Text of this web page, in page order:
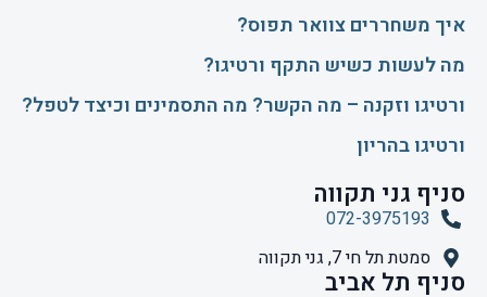
איך משחררים צוואר תפוס?
​מה לעשות כשיש התקף ורטיגו?
ורטיגו וזקנה – מה הקשר? מה התסמינים וכיצד לטפל?
ורטיגו בהריון
סניף גני תקווה
072-3975193
סמטת תל חי 7, גני תקווה
סניף תל אביב